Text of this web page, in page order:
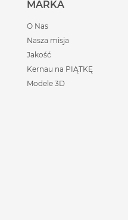
MARKA
O Nas
Nasza misja
Jakość
Kernau na PIĄTKĘ
Modele 3D